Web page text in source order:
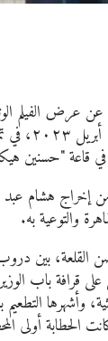
عن عرض الفيلم
للجنة،
قاعة "حسنين
وثائقي ٣٥ دقيقة،
والتوعية به.
بين
قرافة باب
وأشهرها
الحطابة أولى